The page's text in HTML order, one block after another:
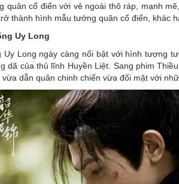
quân cổ điển với vẻ ngoài thô ráp, mạnh
thành hình mẫu tướng quân cổ điển, khác
Uy Long
Uy Long ngày càng nổi bật với hình tượng
dã của thủ lĩnh Huyền Liệt. Sang phim
vừa dẫn quân chinh chiến vừa đối mặt với